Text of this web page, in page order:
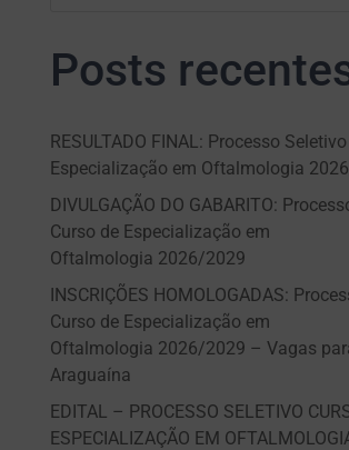
Posts
RESULTADO FINAL: Processo
Especialização em Oftalmologia
DIVULGAÇÃO DO GABARITO:
Curso de Especialização em
Oftalmologia 2026/2029
INSCRIÇÕES HOMOLOGADAS:
Curso de Especialização em
Oftalmologia 2026/2029 – Vagas
Araguaína
EDITAL – PROCESSO SELETIVO
ESPECIALIZAÇÃO EM